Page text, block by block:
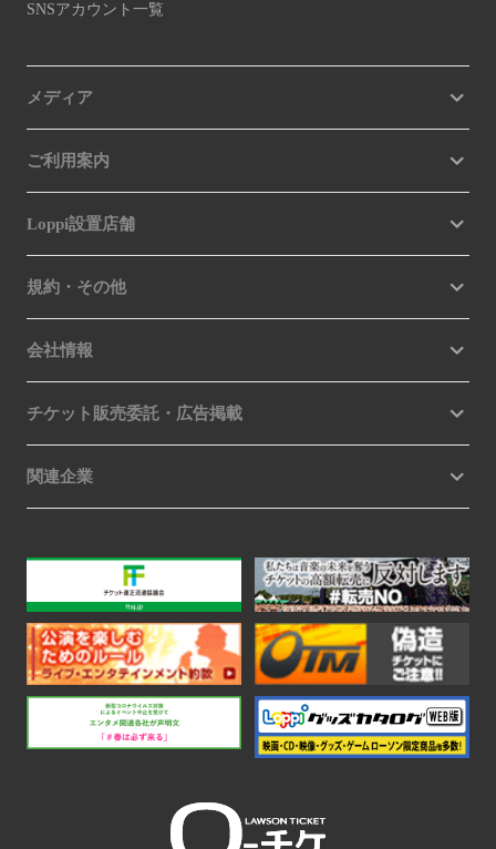
SNSアカウント一覧
メディア
ご利用案内
Loppi設置店舗
規約・その他
会社情報
チケット販売委託・広告掲載
関連企業